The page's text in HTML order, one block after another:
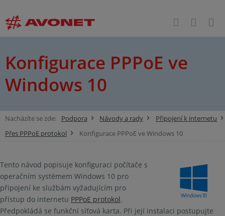
Konfigurace PPPoE ve
Windows 10
Nacházíte se zde: Podpora Návody a rady
Připojení k internetu
Přes PPPoE protokol
Konfigurace PPPoE ve Windows 10
Tento návod popisuje konfiguraci počítače s
operačním systémem Windows 10 pro
připojení ke službám vyžadujícím pro
přístup do internetu PPPoE protokol.
Předpokládá se funkční síťová karta. Při její instalaci postupujte